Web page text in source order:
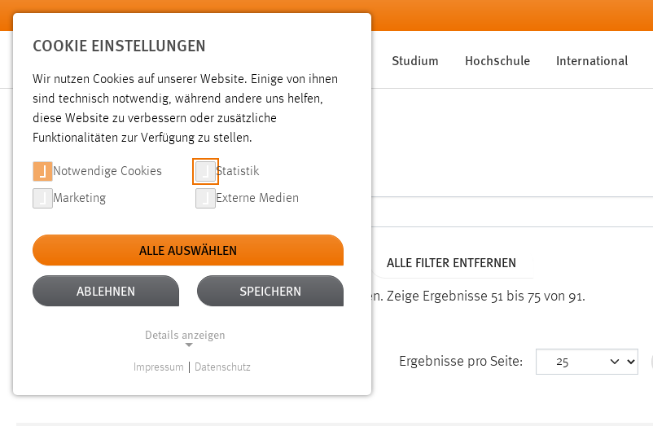
Zum Hauptinhalt springen
Studium Hochschule International
SUCHE
Aktive Filter: TYP: SEITEN ALTER: ÜBER EIN JAHR ALLE FILTER ENTFERNEN
Gesucht nach "bibliothek". Es wurden 91 Ergebnisse gefunden. Zeige Ergebnisse 51 bis 75 von 91.
Ergebnisse pro Seite:
COOKIE EINSTELLUNGEN
Wir nutzen Cookies auf unserer Website. Einige von ihnen
sind technisch notwendig, während andere uns helfen,
diese Website zu verbessern oder zusätzliche
Funktionalitäten zur Verfügung zu stellen.
Notwendige Cookies Statistik
Marketing Externe Medien
ALLE AUSWÄHLEN
ABLEHNEN SPEICHERN
Details anzeigen
Impressum Datenschutz